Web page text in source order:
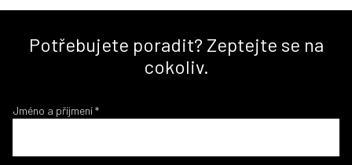
Potřebujete poradit? Zeptejte se na
cokoliv.
Jméno a příjmení*